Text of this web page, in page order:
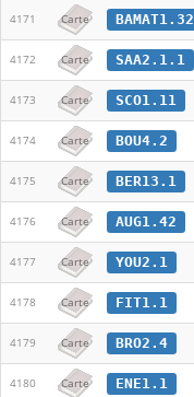
4171 Carte BAMAT1.32
4172 Carte SAA2.1.1
4173 Carte SCO1.11
4174 Carte BOU4.2
4175 Carte BER13.1
4176 Carte AUG1.42
4177 Carte YOU2.1
4178 Carte FIT1.1
4179 Carte BRO2.4
4180 Carte ENE1.1